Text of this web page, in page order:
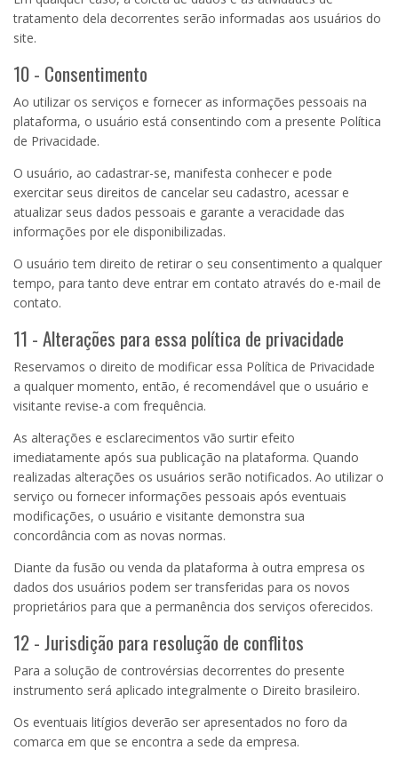
tratamento dela decorrentes serão informadas aos usuários do
site.
10 - Consentimento
Ao utilizar os serviços e fornecer as informações pessoais na
plataforma, o usuário está consentindo com a presente Política
de Privacidade.
O usuário, ao cadastrar-se, manifesta conhecer e pode
exercitar seus direitos de cancelar seu cadastro, acessar e
atualizar seus dados pessoais e garante a veracidade das
informações por ele disponibilizadas.
O usuário tem direito de retirar o seu consentimento a qualquer
tempo, para tanto deve entrar em contato através do e-mail de
contato.
11 - Alterações para essa política de privacidade
Reservamos o direito de modificar essa Política de Privacidade
a qualquer momento, então, é recomendável que o usuário e
visitante revise-a com frequência.
As alterações e esclarecimentos vão surtir efeito
imediatamente após sua publicação na plataforma. Quando
realizadas alterações os usuários serão notificados. Ao utilizar o
serviço ou fornecer informações pessoais após eventuais
modificações, o usuário e visitante demonstra sua
concordância com as novas normas.
Diante da fusão ou venda da plataforma à outra empresa os
dados dos usuários podem ser transferidas para os novos
proprietários para que a permanência dos serviços oferecidos.
12 - Jurisdição para resolução de conflitos
Para a solução de controvérsias decorrentes do presente
instrumento será aplicado integralmente o Direito brasileiro.
Os eventuais litígios deverão ser apresentados no foro da
comarca em que se encontra a sede da empresa.